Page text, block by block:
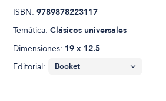
ISBN:9789878223117
Temática:Clásicos universales
Dimensiones: 19 x 12.5
Editorial: